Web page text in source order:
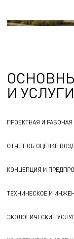
И
ПРОЕКТНАЯ И
ОТЧЕТ ОБ ОЦЕНКЕ
КОНЦЕПЦИЯ И
ТЕХНИЧЕСКОЕ И
ЭКОЛОГИЧЕСКИЕ